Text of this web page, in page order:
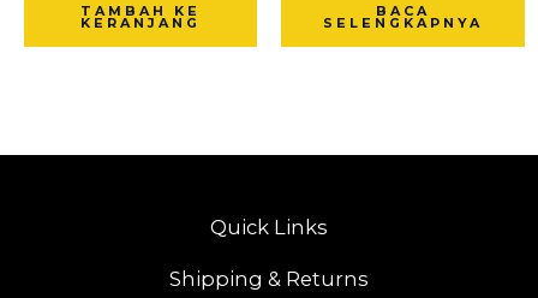
TAMBAH KE
KERANJANG
BACA
SELENGKAPNYA
Quick Links
Shipping & Returns